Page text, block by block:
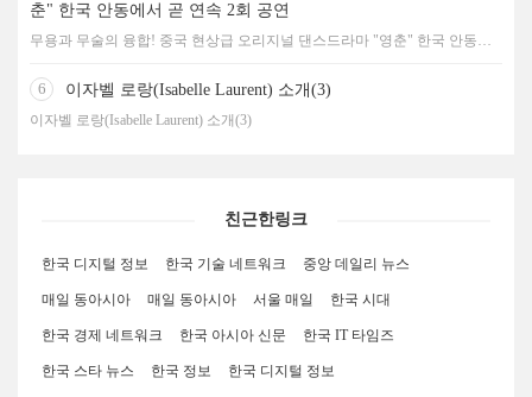
춘" 한국 안동에서 곧 연속 2회 공연
무용과 무술의 융합! 중국 현상급 오리지널 댄스드라마 "영춘" 한국 안동에
6 이자벨 로랑(Isabelle Laurent) 소개(3)
이자벨 로랑(Isabelle Laurent) 소개(3)
친근한링크
한국 디지털 정보 한국 기술 네트워크 중앙 데일리 뉴스
매일 동아시아 매일 동아시아 서울 매일 한국 시대
한국 경제 네트워크 한국 아시아 신문 한국 IT 타임즈
한국 스타 뉴스 한국 정보 한국 디지털 정보